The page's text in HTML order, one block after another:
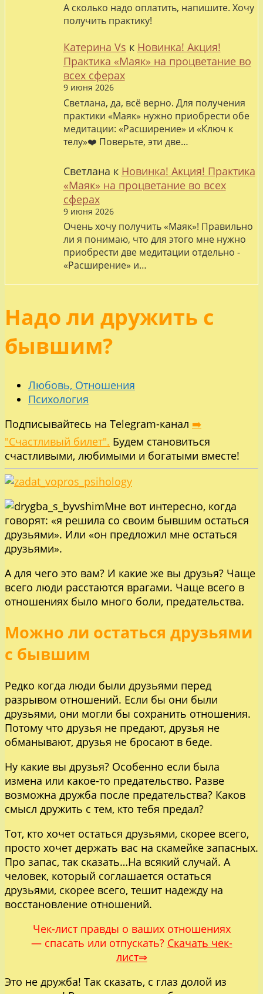
А сколько надо оплатить, напишите. Хочу
получить практику!
Катерина Vs к Новинка! Акция!
Практика «Маяк» на процветание во
всех сферах
9 июня 2026
Светлана, да, всё верно. Для получения
практики «Маяк» нужно приобрести обе
медитации: «Расширение» и «Ключ к
телу»❤️ Поверьте, эти две…
Светлана к Новинка! Акция! Практика
«Маяк» на процветание во всех
сферах
9 июня 2026
Очень хочу получить «Маяк»! Правильно
ли я понимаю, что для этого мне нужно
приобрести две медитации отдельно -
«Расширение» и…
Надо ли дружить с
бывшим?
Любовь, Отношения
Психология
Подписывайтесь на Telegram-канал ➡️
"Счастливый билет". Будем становиться
счастливыми, любимыми и богатыми вместе!
Мне вот интересно, когда
говорят: «я решила со своим бывшим остаться
друзьями». Или «он предложил мне остаться
друзьями».
А для чего это вам? И какие же вы друзья? Чаще
всего люди расстаются врагами. Чаще всего в
отношениях было много боли, предательства.
Можно ли остаться друзьями
с бывшим
Редко когда люди были друзьями перед
разрывом отношений. Если бы они были
друзьями, они могли бы сохранить отношения.
Потому что друзья не предают, друзья не
обманывают, друзья не бросают в беде.
Ну какие вы друзья? Особенно если была
измена или какое-то предательство. Разве
возможна дружба после предательства? Каков
смысл дружить с тем, кто тебя предал?
Тот, кто хочет остаться друзьями, скорее всего,
просто хочет держать вас на скамейке запасных.
Про запас, так сказать…На всякий случай. А
человек, который соглашается остаться
друзьями, скорее всего, тешит надежду на
восстановление отношений.
Чек-лист правды о ваших отношениях
— спасать или отпускать? Скачать чек-
лист⇒
Это не дружба! Так сказать, с глаз долой из